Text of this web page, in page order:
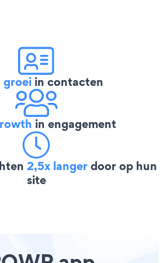
groei in contacten
in engagement
2,5x langerdoor op hun
site